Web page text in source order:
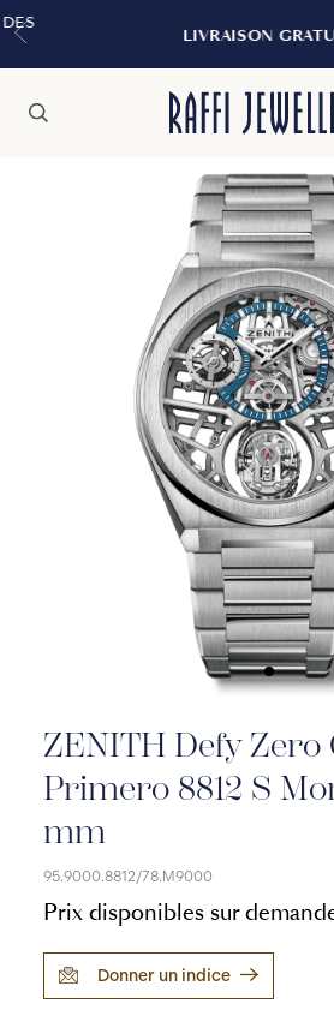
LIVRAISON GRATUITE À
Fermer
ZENITH Defy Zero
Primero 8812 S
mm
95.9000.8812/78.M9000
Prix disponibles sur
Donner un indice